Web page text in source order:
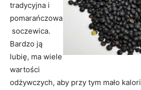
tradycyjna i
pomarańczowa
soczewica.
Bardzo ją
lubię, ma wiele
wartości
odżywczych, aby przy tym mało